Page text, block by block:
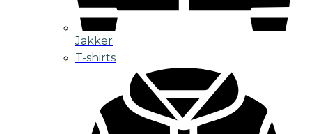
Jakker
T-shirts